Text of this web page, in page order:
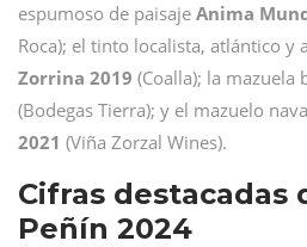
espumoso de paisaje Anima
Roca); el tinto localista, atlántico y
Zorrina 2019 (Coalla); la mazuela
(Bodegas Tierra); y el mazuelo
2021 (Viña Zorzal Wines).
Cifras destacadas
Peñín 2024